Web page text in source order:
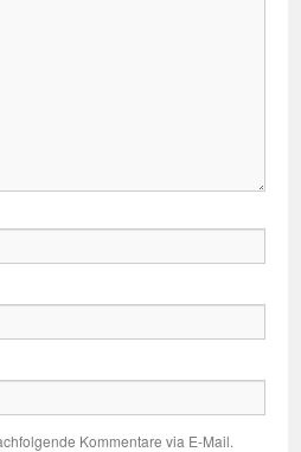
Kommentare via E-Mail.